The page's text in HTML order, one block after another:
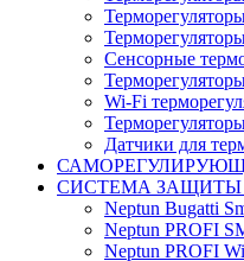
Сенсорные
Wi-Fi
Датчики для
СИСТЕМА ЗАЩИТЫ
Neptun Bugatti
Neptun PROFI
Neptun PROFI